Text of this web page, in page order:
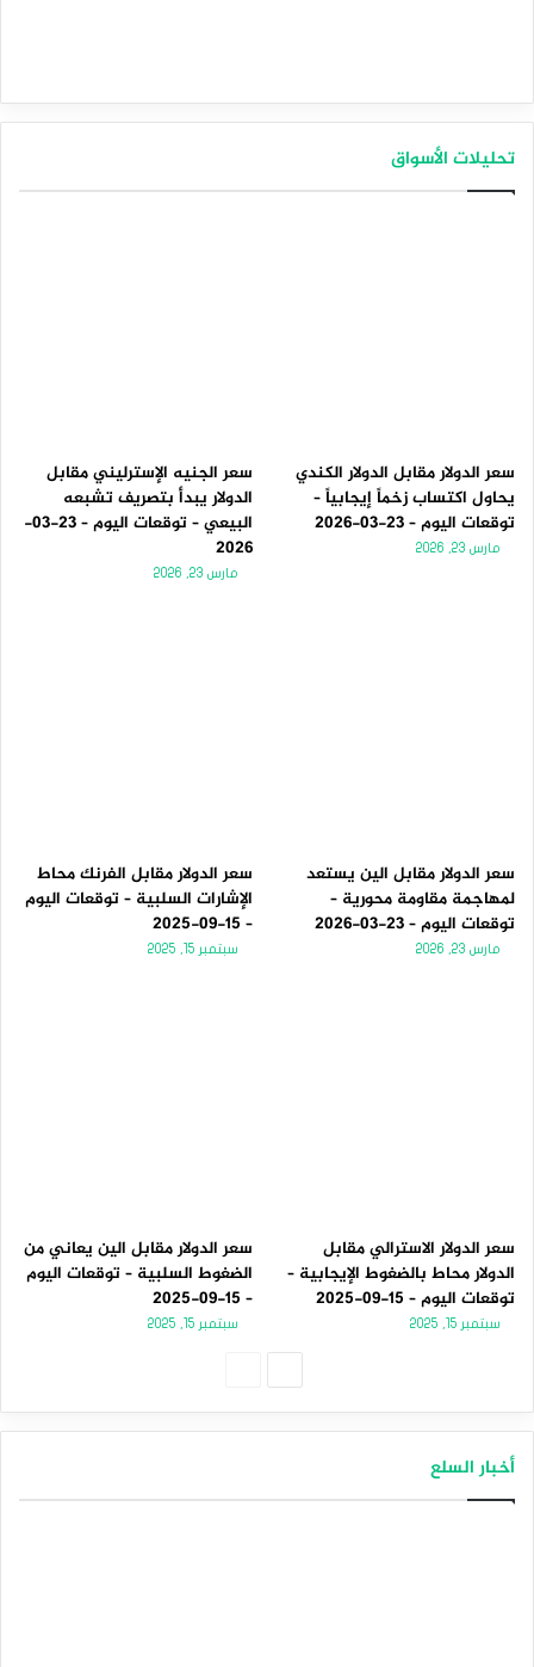
تحليلات الأسواق
سعر الدولار مقابل الدولار الكندي
يحاول اكتساب زخماً إيجابياً –
توقعات اليوم – 23-03-2026
مارس 23, 2026
سعر الجنيه الإسترليني مقابل
الدولار يبدأ بتصريف تشبعه
البيعي – توقعات اليوم – 23-03-
2026
مارس 23, 2026
سعر الدولار مقابل الين يستعد
لمهاجمة مقاومة محورية –
توقعات اليوم – 23-03-2026
مارس 23, 2026
سعر الدولار مقابل الفرنك محاط
الإشارات السلبية – توقعات اليوم
– 15-09-2025
سبتمبر 15, 2025
سعر الدولار الاسترالي مقابل
الدولار محاط بالضغوط الإيجابية –
توقعات اليوم – 15-09-2025
سبتمبر 15, 2025
سعر الدولار مقابل الين يعاني من
الضغوط السلبية – توقعات اليوم
– 15-09-2025
سبتمبر 15, 2025
أخبار السلع